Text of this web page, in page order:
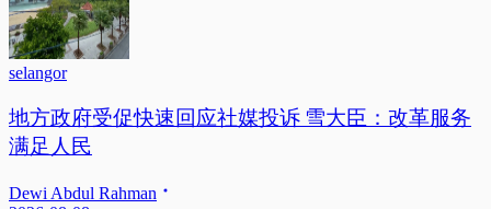
selangor
地方政府受促快速回应社媒投诉 雪大臣：改革服务
满足人民
Dewi Abdul Rahman